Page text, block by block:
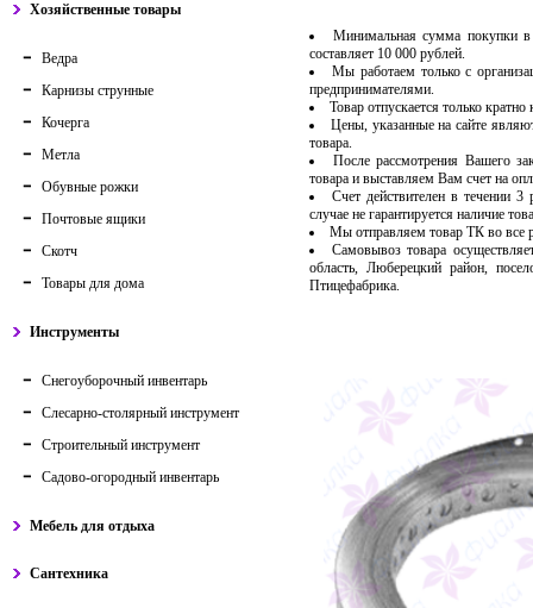
Хозяйственные товары
Ведра
Карнизы струнные
Кочерга
Метла
Обувные рожки
Почтовые ящики
Скотч
Товары для дома
Инструменты
Снегоуборочный инвентарь
Слесарно-столярный инструмент
Строительный инструмент
Садово-огородный инвентарь
Мебель для отдыха
Сантехника
Минимальная сумма покупки в
составляет 10 000 рублей.
Мы работаем только с
предпринимателями.
Товар отпускается только
Цены, указанные на сайте
товара.
После рассмотрения Вашего
товара и выставляем Вам счет на
Счет действителен в течении
случае не гарантируется наличие
Мы отправляем товар ТК во
Самовывоз товара
область, Люберецкий район,
Птицефабрика.